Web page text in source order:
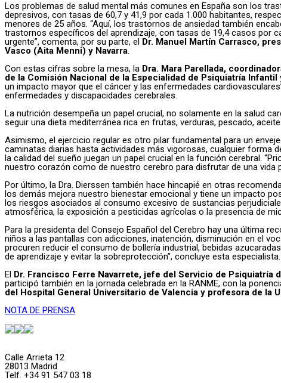
Los problemas de salud mental más comunes en España son los
depresivos, con tasas de 60,7 y 41,9 por cada 1.000 habitantes,
menores de 25 años. “Aquí, los trastornos de ansiedad también
trastornos específicos del aprendizaje, con tasas de 19,4 casos por
urgente”, comenta, por su parte, el Dr. Manuel Martín Carrasco,
Vasco (Aita Menni) y Navarra.
Con estas cifras sobre la mesa, la Dra. Mara Parellada,
de la Comisión Nacional de la Especialidad de Psiquiatría
un impacto mayor que el cáncer y las enfermedades
enfermedades y discapacidades cerebrales.
La nutrición desempeña un papel crucial, no solamente en la salud
seguir una dieta mediterránea rica en frutas, verduras, pescado,
Asimismo, el ejercicio regular es otro pilar fundamental para un
caminatas diarias hasta actividades más vigorosas, cualquier forma
la calidad del sueño juegan un papel crucial en la función cerebral.
nuestro corazón como de nuestro cerebro para disfrutar de una vida
Por último, la Dra. Dierssen también hace hincapié en otras
los demás mejora nuestro bienestar emocional y tiene un impacto
los riesgos asociados al consumo excesivo de sustancias
atmosférica, la exposición a pesticidas agrícolas o la presencia de
Para la presidenta del Consejo Español del Cerebro hay una última
niños a las pantallas con adicciones, inatención, disminución en el
procuren reducir el consumo de bollería industrial, bebidas
de aprendizaje y evitar la sobreprotección”, concluye esta especialista.
El Dr. Francisco Ferre Navarrete, jefe del Servicio de
participó también en la jornada celebrada en la RANME, con la
del Hospital General Universitario de Valencia y profesora de la
NOTA DE PRENSA
Calle Arrieta 12
28013 Madrid
Telf. +34 91 547 03 18